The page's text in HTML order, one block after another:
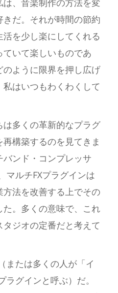
、音楽制作の方法を変
だ。それが時間の節約
を少し楽にしてくれる
いて楽しいものであ
ように限界を押し広げ
はいつもわくわくして
多くの革新的なプラグ
構築するのを見てきま
バンド・コンプレッサ
マルチFXプラグインは
法を改善する上でその
。多くの意味で、これ
ジオの定番だと考えて
または多くの人が「イ
ラグインと呼ぶ）だ。